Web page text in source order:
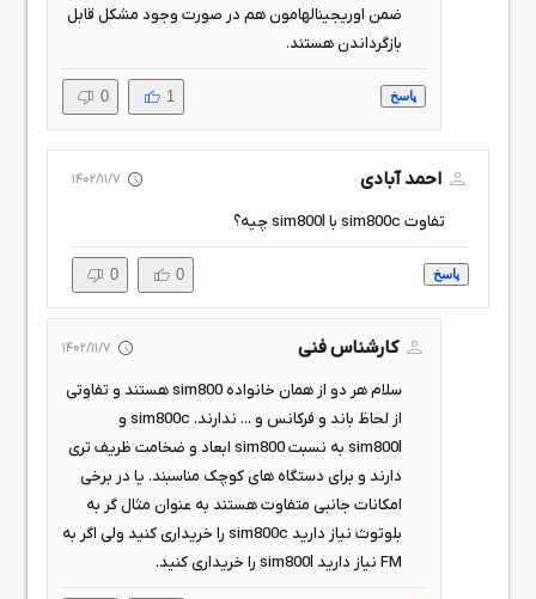
ضمن اوریجینالهامون هم در صورت وجود مشکل قابل
بازگرداندن هستند.
پاسخ 1
0
احمد آبادی 1402/11/7
تفاوت sim800c با sim800l چیه؟
پاسخ 0
0
کارشناس فنی 1402/11/7
سلام هر دو از همان خانواده sim800 هستند و تفاوتی
از لحاظ باند و فرکانس و ... ندارند. sim800c و
sim800l به نسبت sim800 ابعاد و ضخامت ظریف تری
دارند و برای دستگاه های کوچک مناسبند. یا در برخی
امکانات جانبی متفاوت هستند به عنوان مثال گر به
بلوتوث نیاز دارید sim800c را خریداری کنید ولی اگر به
FM نیاز دارید sim800l را خریداری کنید.